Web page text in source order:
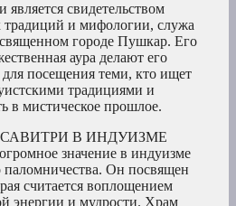
свидетельством
традиций и мифологии, служа
городе Пушкар. Его
аура делают его
посещения теми, кто ищет
традициями и
в мистическое прошлое.
В ИНДУИЗМЕ
значение в индуизме
паломничества. Он посвящен
считается воплощением
энергии и мудрости. Храм